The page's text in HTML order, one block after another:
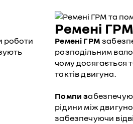
роботи
Ремені
Ремені ГРМ
розподільним
чому досягається
тактів двигуна.
Помпи з
рідини між
забезпечуючи